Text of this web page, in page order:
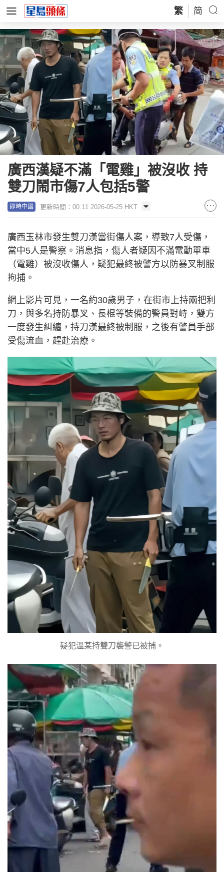
繁 简
廣西漢疑不滿「電雞」被沒收 持
雙刀鬧市傷7人包括5警
即時中國 更新時間：00:11 2026-05-25 HKT
廣西玉林市發生雙刀漢當街傷人案，導致7人受傷，
當中5人是警察。消息指，傷人者疑因不滿電動單車
（電雞）被沒收傷人，疑犯最終被警方以防暴叉制服
拘捕。
網上影片可見，一名約30歲男子，在街市上持兩把利
刀，與多名持防暴叉、長棍等裝備的警員對峙，雙方
一度發生糾纏，持刀漢最終被制服，之後有警員手部
受傷流血，趕赴治療。
疑犯溫某持雙刀襲警已被捕。